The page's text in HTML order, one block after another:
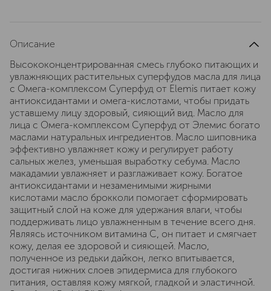
Описание
Высококонцентрированная смесь глубоко питающих и
увлажняющих растительных суперфудов масла для лица
с Омега-комплексом Суперфуд от Elemis питает кожу
антиоксидантами и омега-кислотами, чтобы придать
уставшему лицу здоровый, сияющий вид. Масло для
лица с Омега-комплексом Суперфуд от Элемис богато
маслами натуральных ингредиентов. Масло шиповника
эффективно увлажняет кожу и регулирует работу
сальных желез, уменьшая выработку себума. Масло
макадамии увлажняет и разглаживает кожу. Богатое
антиоксидантами и незаменимыми жирными
кислотами масло брокколи помогает сформировать
защитный слой на коже для удержания влаги, чтобы
поддерживать лицо увлажненным в течение всего дня.
Являясь источником витамина С, он питает и смягчает
кожу, делая ее здоровой и сияющей. Масло,
полученное из редьки дайкон, легко впитывается,
достигая нижних слоев эпидермиса для глубокого
питания, оставляя кожу мягкой, гладкой и эластичной.